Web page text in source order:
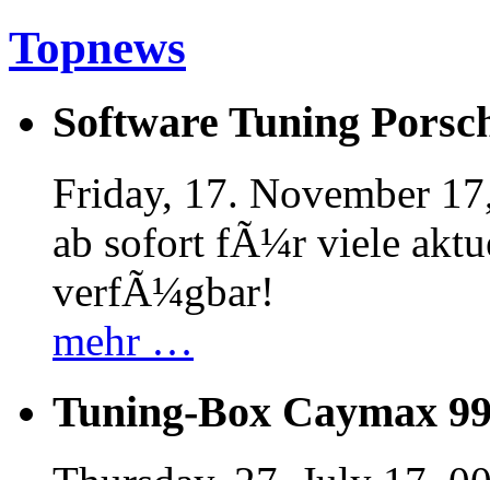
Topnews
Software Tuning
Friday, 17. November
ab sofort fÃ¼r viele
verfÃ¼gbar!
mehr …
Tuning-Box Caymax